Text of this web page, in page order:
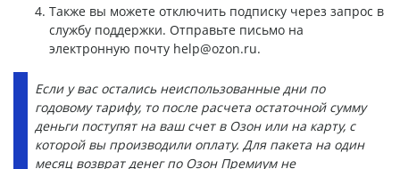
Также вы можете отключить подписку через запрос в
службу поддержки. Отправьте письмо на
электронную почту help@ozon.ru.
Если у вас остались неиспользованные дни по
годовому тарифу, то после расчета остаточной сумму
деньги поступят на ваш счет в Озон или на карту, с
которой вы производили оплату. Для пакета на один
месяц возврат денег по Озон Премиум не